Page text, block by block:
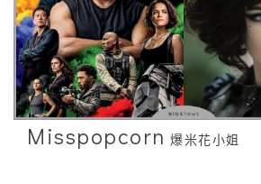
Misspopcorn 爆米花小姐